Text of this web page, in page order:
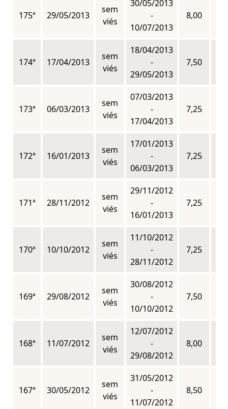
175ª 29/05/2013
sem
viés
30/05/2013
-
10/07/2013
8,00
174ª 17/04/2013
sem
viés
18/04/2013
-
29/05/2013
7,50
173ª 06/03/2013
sem
viés
07/03/2013
-
17/04/2013
7,25
172ª 16/01/2013
sem
viés
17/01/2013
-
06/03/2013
7,25
171ª 28/11/2012
sem
viés
29/11/2012
-
16/01/2013
7,25
170ª 10/10/2012
sem
viés
11/10/2012
-
28/11/2012
7,25
169ª 29/08/2012
sem
viés
30/08/2012
-
10/10/2012
7,50
168ª 11/07/2012
sem
viés
12/07/2012
-
29/08/2012
8,00
167ª 30/05/2012
sem
viés
31/05/2012
-
11/07/2012
8,50